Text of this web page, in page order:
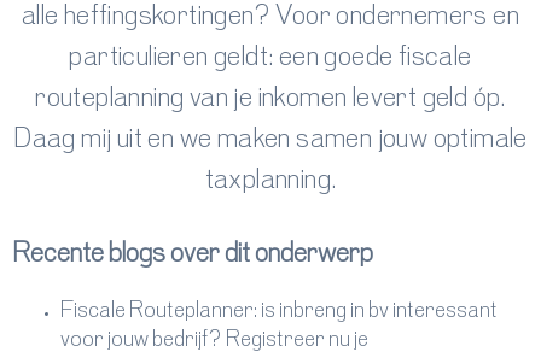
alle heffingskortingen? Voor ondernemers en
particulieren geldt: een goede fiscale
routeplanning van je inkomen levert geld óp.
Daag mij uit en we maken samen jouw optimale
taxplanning.
Recente blogs over dit onderwerp
Fiscale Routeplanner: is inbreng in bv interessant
voor jouw bedrijf? Registreer nu je